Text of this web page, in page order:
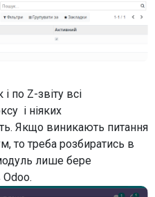
по Z-звіту всі
і ніяких
Якщо виникають питання
то треба розбиратись в
лише бере